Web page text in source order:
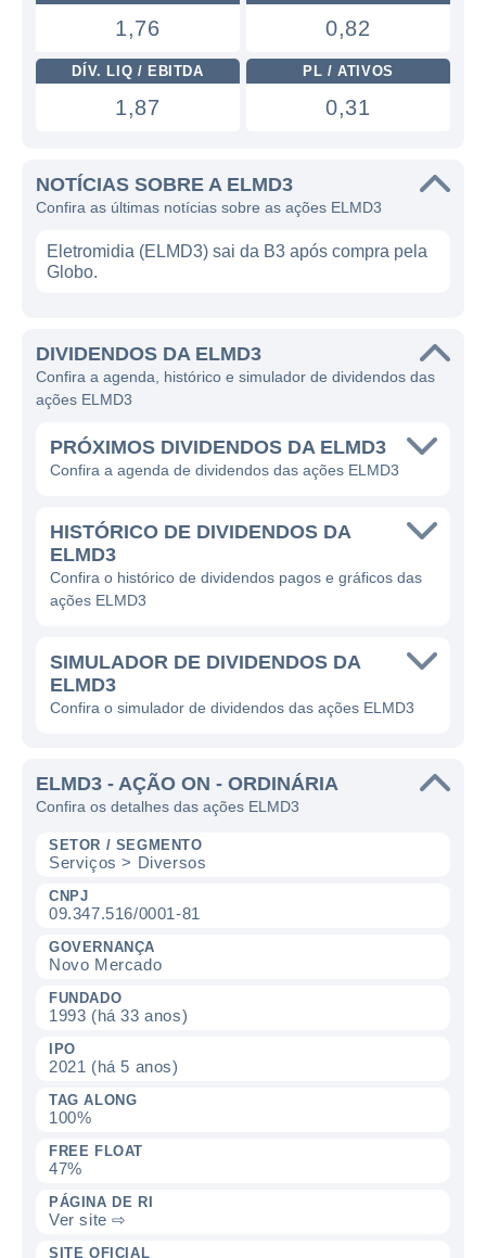
1,76 0,82
DÍV. LIQ / EBITDA
1,87
PL / ATIVOS
0,31
NOTÍCIAS SOBRE A ELMD3
Confira as últimas notícias sobre as ações ELMD3
Eletromidia (ELMD3) sai da B3 após compra pela
Globo.
DIVIDENDOS DA ELMD3
Confira a agenda, histórico e simulador de dividendos das
ações ELMD3
PRÓXIMOS DIVIDENDOS DA ELMD3
Confira a agenda de dividendos das ações ELMD3
HISTÓRICO DE DIVIDENDOS DA
ELMD3
Confira o histórico de dividendos pagos e gráficos das
ações ELMD3
SIMULADOR DE DIVIDENDOS DA
ELMD3
Confira o simulador de dividendos das ações ELMD3
ELMD3 - AÇÃO ON - ORDINÁRIA
Confira os detalhes das ações ELMD3
SETOR / SEGMENTO
Serviços > Diversos
CNPJ
09.347.516/0001-81
GOVERNANÇA
Novo Mercado
FUNDADO
1993 (há 33 anos)
IPO
2021 (há 5 anos)
TAG ALONG
100%
FREE FLOAT
47%
PÁGINA DE RI
Ver site ⇨
SITE OFICIAL